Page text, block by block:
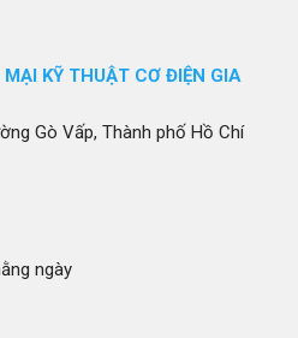
KỸ THUẬT CƠ ĐIỆN GIA
Gò Vấp, Thành phố Hồ Chí
ngày